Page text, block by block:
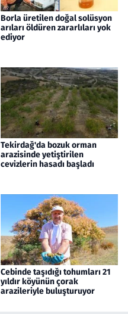
Borla üretilen doğal solüsyon
arıları öldüren zararlıları yok
ediyor
Tekirdağ'da bozuk orman
arazisinde yetiştirilen
cevizlerin hasadı başladı
Cebinde taşıdığı tohumları 21
yıldır köyünün çorak
arazileriyle buluşturuyor